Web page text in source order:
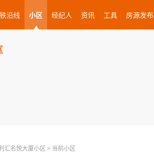
沿线 小区 经纪人 资讯 工具 房源发布
汇名悦大厦小区 > 当前小区